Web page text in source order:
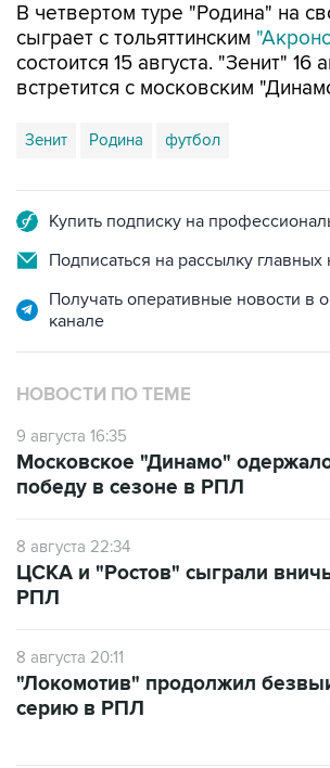
В четвертом туре "Родина" на
сыграет с тольяттинским
состоится 15 августа. "Зенит" 16
встретится с московским
Зенит Родина футбол
Купить подписку на
Подписаться на рассылку главных
Получать оперативные новости в
канале
НОВОСТИ ПО ТЕМЕ
9 августа 16:35
Московское "Динамо"
победу в сезоне в РПЛ
8 августа 22:34
ЦСКА и "Ростов" сыграли
РПЛ
8 августа 20:11
"Локомотив" продолжил
серию в РПЛ